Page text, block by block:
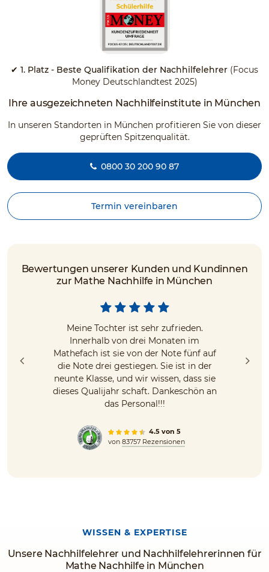
✔ 1. Platz - Beste Qualifikation der Nachhilfelehrer (Focus
Money Deutschlandtest 2025)
Ihre ausgezeichneten Nachhilfeinstitute in München
In unseren Standorten in München profitieren Sie von dieser
geprüften Spitzenqualität.
0800 30 200 90 87
Termin vereinbaren
Bewertungen unserer Kunden und Kundinnen
zur Mathe Nachhilfe in München
Meine Tochter ist sehr zufrieden.
Innerhalb von drei Monaten im
Mathefach ist sie von der Note fünf auf
die Note drei gestiegen. Sie ist in der
neunte Klasse, und wir wissen, dass sie
dieses Qualijahr schaft. Dankeschön an
das Personal!!!
4.5 von 5
von 83757 Rezensionen
WISSEN & EXPERTISE
Unsere Nachhilfelehrer und Nachhilfelehrerinnen für
Mathe Nachhilfe in München